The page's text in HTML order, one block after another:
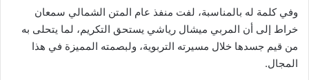
وفي كلمة له بالمناسبة، لفت منفذ عام المتن الشمالي سمعان
خراط إلى أن المربي ميشال رياشي يستحق التكريم، لما يتحلى به
من قيم جسدها خلال مسيرته التربوية، ولبصمته المميزة في هذا
المجال.